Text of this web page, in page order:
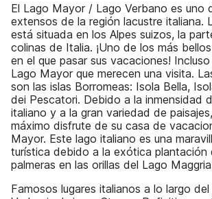
El Lago Mayor / Lago Verbano es uno
extensos de la región lacustre italiana.
está situada en los Alpes suizos, la
colinas de Italia. ¡Uno de los más
en el que pasar sus vacaciones!
Lago Mayor que merecen una visita.
son las islas Borromeas: Isola Bella,
dei Pescatori. Debido a la inmensidad
italiano y a la gran variedad de
máximo disfrute de su casa de
Mayor. Este lago italiano es una
turística debido a la exótica plantación
palmeras en las orillas del Lago
Famosos lugares italianos a lo largo